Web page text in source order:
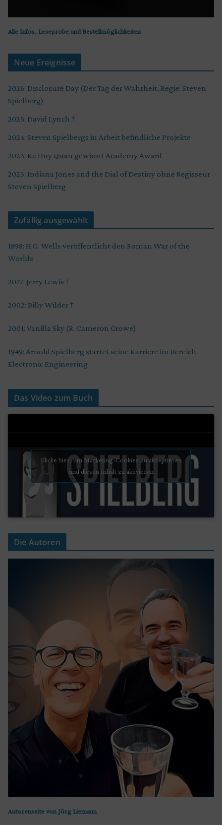
Alle Infos, Leseprobe und Bestellmöglichkeiten
Neue Ereignisse
2026: Disclosure Day (Der Tag der Wahrheit, Regie: Steven
Spielberg)
2025: David Lynch †
2024: Steven Spielbergs in Arbeit befindliche Projekte
2023: Ke Huy Quan gewinnt Academy Award
2023: Indiana Jones and the Dial of Destiny ohne Regisseur
Steven Spielberg
Zufällig ausgewählt
1898: H.G. Wells veröffentlicht den Roman War of the
Worlds
2017: Jerry Lewis †
2002: Billy Wilder †
2001: Vanilla Sky (R: Cameron Crowe)
1949: Arnold Spielberg startet seine Karriere im Bereich
Electronic Engineering
Das Video zum Buch
Klicke hier, um Marketing-Cookies zu akzeptieren
und diesen Inhalt zu aktivieren
Die Autoren
Autorenseite von Jörg Liemann